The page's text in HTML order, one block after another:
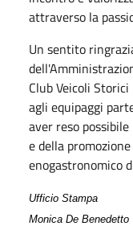
attraverso la
Un sentito
Club Veicoli
agli equipaggi
aver reso
e della
enogastronomico
Ufficio Stampa
Monica De Benedetto